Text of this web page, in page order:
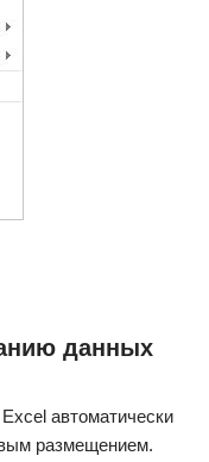
данных
автоматически
размещением.